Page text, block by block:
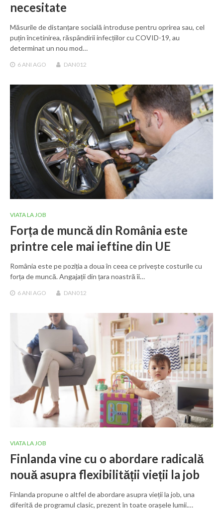
necesitate
Măsurile de distanțare socială introduse pentru oprirea sau, cel
puțin încetinirea, răspândirii infecțiilor cu COVID-19, au
determinat un nou mod…
6 ANI AGO DAN012
VIATA LA JOB
Forța de muncă din România este
printre cele mai ieftine din UE
România este pe poziția a doua în ceea ce privește costurile cu
forța de muncă. Angajații din țara noastră îi…
6 ANI AGO DAN012
VIATA LA JOB
Finlanda vine cu o abordare radicală
nouă asupra flexibilității vieții la job
Finlanda propune o altfel de abordare asupra vieții la job, una
diferită de programul clasic, prezent în toate orașele lumii.…